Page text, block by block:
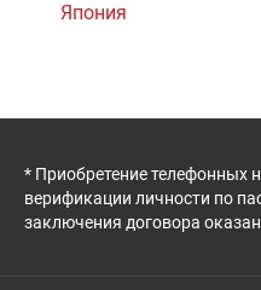
Япония
* Приобретение телефонных
верификации личности по
заключения договора